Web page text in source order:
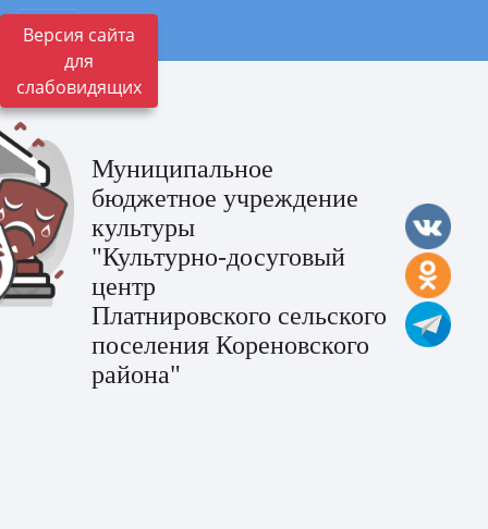
Версия сайта
для
слабовидящих
Муниципальное
бюджетное учреждение
культуры
"Культурно-досуговый
центр
Платнировского сельского
поселения Кореновского
района"